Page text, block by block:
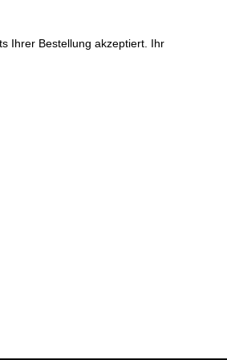
Ihrer Bestellung akzeptiert. Ihr